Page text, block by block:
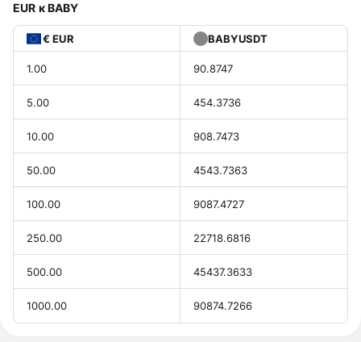
EUR к BABY
€ EUR BABYUSDT
1.00 90.8747
5.00 454.3736
10.00 908.7473
50.00 4543.7363
100.00 9087.4727
250.00 22718.6816
500.00 45437.3633
1000.00 90874.7266